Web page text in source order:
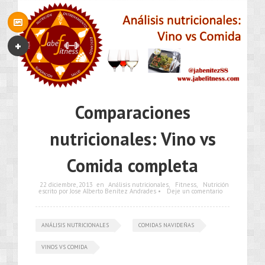
Comparaciones
nutricionales: Vino vs
Comida completa
22 diciembre, 2013 en Análisis nutricionales Fitness Nutrición
escrito por Jose Alberto Benítez Andrades • Deje un comentario
ANÁLISIS NUTRICIONALES COMIDAS NAVIDEÑAS
VINOS VS COMIDA